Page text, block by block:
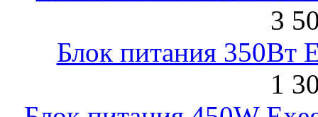
3
Блок питания 350Вт
1